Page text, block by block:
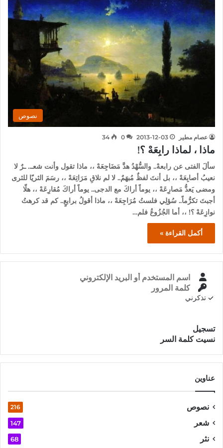
نصوص
عصام مطير 2013-12-03
0
34
ماذا ، لماذا رابِعَهْ ؟!
سألَ الفتى عن رابعهْ.. والسُّهْدُ هدَّ مَضَاجِعَهْ ،، ماذا تقول وأنت شعـ.. ـرٌ لا
نعيبُ أصابِعَهْ ،، بل أنتَ لفظٌ مُبهَمٌ.. لا لم نلاقِ مَرَاتِعَهْ ،، رسَمَ الثريّا للثرى
ومضى يَعدُّ مَصارِعَهْ ،، يوماً أراكَ مع الدجى.. يوماً أراكَ مُقارِعَهْ ،، هلّا
أجبتَ تكرُّماً.. سُؤلِي فلستُ مُرَاجِعَهْ ،، ماذا أقولُ برابعٍ.. كم قد كرهتُ
نوازِعَهْ ؟! ،، أما الجُزُوعُ فلم…
أكمل القراءة »
تذكرني
تسجيل
نسيت كلمة السر
عناوين
نصوص 216
شعر 147
نثر 68